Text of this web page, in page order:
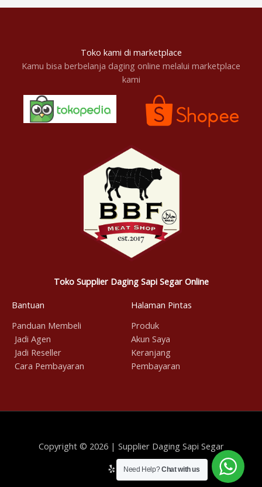
Toko kami di marketplace
Kamu bisa berbelanja daging online melalui marketplace
kami
Toko Supplier Daging Sapi Segar Online
Bantuan
Panduan Membeli
Jadi Agen
Jadi Reseller
Cara Pembayaran
Halaman Pintas
Produk
Akun Saya
Keranjang
Pembayaran
Copyright © 2026 | Supplier Daging Sapi Segar
Need Help?Chat with us